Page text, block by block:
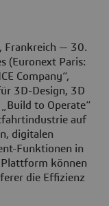
Frankreich — 30.
(Euronext Paris:
Company“,
3D-Design, 3D
to Operate“
auf
digitalen
Funktionen in
Plattform können
die Effizienz